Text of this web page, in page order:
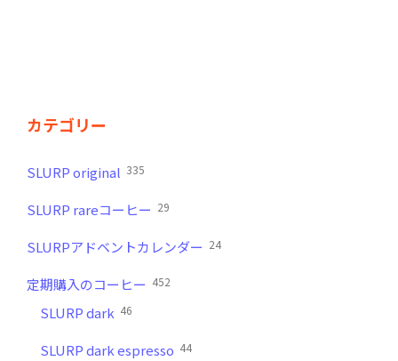
カテゴリー
SLURP original 335
SLURP rareコーヒー 29
SLURPアドベントカレンダー 24
定期購入のコーヒー 452
SLURP dark 46
SLURP dark espresso 44